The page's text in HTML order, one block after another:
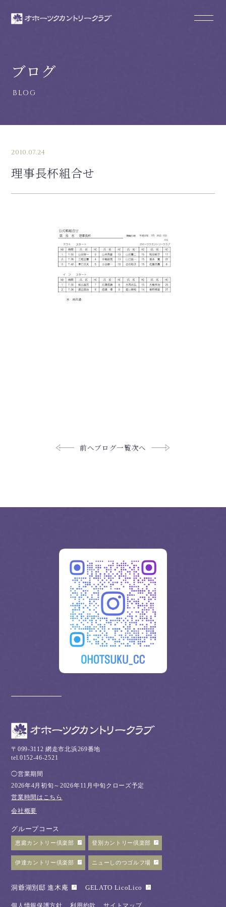
ブログ
2010.07.24
理事長杯組合せ
前へブログ一覧次へ
〒099-3112 網走市北浜269番地
tel.0152-46-2521
◯営業期間
2026年4月初旬～2026年11月中旬クローズ予定
営業時間はこちら
会社概要
グループコース
恵庭カントリー倶楽部 登別カントリー倶楽部
伊達カントリー倶楽部 ニューしのつゴルフ場
洞爺湖別邸 進木庵 GELATO LicoLico